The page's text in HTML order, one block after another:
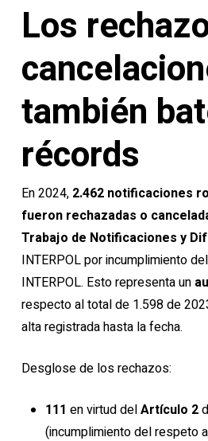
Los
también
récords
En 2024, 2.462 notificaciones
fueron rechazadas o
Trabajo de Notificaciones y
INTERPOL por incumplimiento
INTERPOL. Esto representa un
respecto al total de 1.598 de
alta registrada hasta la fecha.
Desglose de los rechazos:
111 en virtud delArtículo 2
(incumplimiento del respeto